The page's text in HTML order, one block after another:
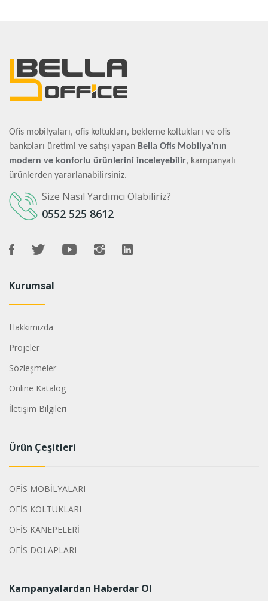
Ofis mobilyaları, ofis koltukları, bekleme koltukları ve ofis
bankoları üretimi ve satışı yapan Bella Ofis Mobilya’nın
modern ve konforlu ürünlerini inceleyebilir, kampanyalı
ürünlerden yararlanabilirsiniz.
Size Nasıl Yardımcı Olabiliriz?
0552 525 8612
Kurumsal
Hakkımızda
Projeler
Sözleşmeler
Online Katalog
İletişim Bilgileri
Ürün Çeşitleri
OFİS MOBİLYALARI
OFİS KOLTUKLARI
OFİS KANEPELERİ
OFİS DOLAPLARI
Kampanyalardan Haberdar Ol